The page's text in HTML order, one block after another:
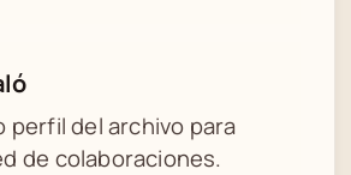
perfil del archivo para
de colaboraciones.